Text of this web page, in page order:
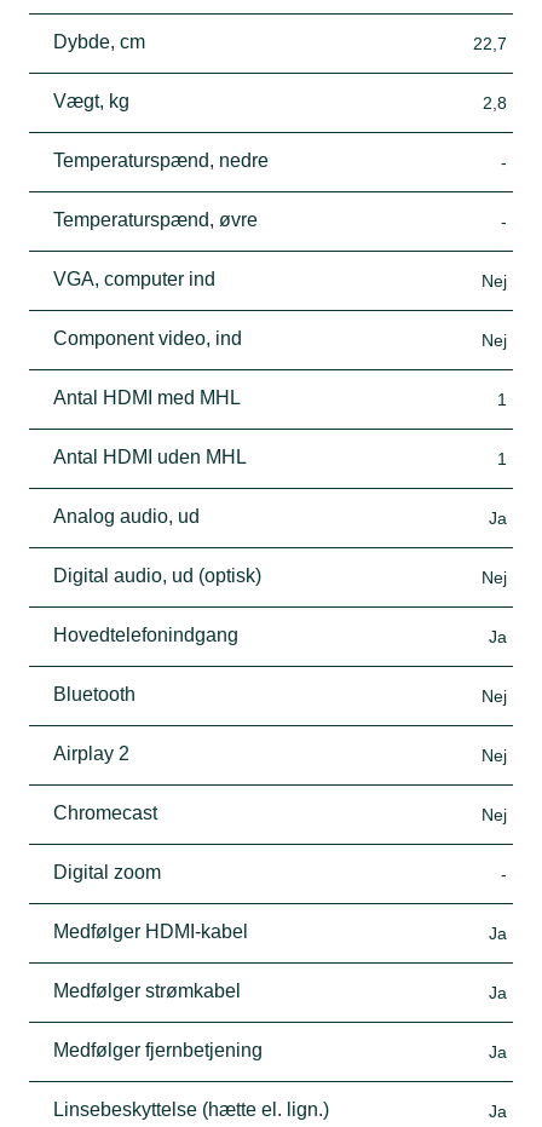
Dybde, cm 22,7
Vægt, kg 2,8
Temperaturspænd, nedre -
Temperaturspænd, øvre -
VGA, computer ind Nej
Component video, ind Nej
Antal HDMI med MHL 1
Antal HDMI uden MHL 1
Analog audio, ud Ja
Digital audio, ud (optisk) Nej
Hovedtelefonindgang Ja
Bluetooth Nej
Airplay 2 Nej
Chromecast Nej
Digital zoom -
Medfølger HDMI-kabel Ja
Medfølger strømkabel Ja
Medfølger fjernbetjening Ja
Linsebeskyttelse (hætte el. lign.) Ja